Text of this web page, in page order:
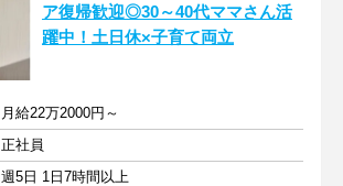
ア復帰歓迎◎30～40代ママさん活
躍中！土日休×子育て両立
月給22万2000円～
正社員
週5日 1日7時間以上